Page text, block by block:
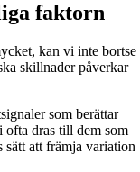
faktorn
kan vi inte bortse
skillnader påverkar
som berättar
ofta dras till dem som
sätt att främja variation